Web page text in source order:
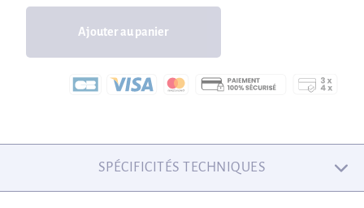
Ajouter au panier
SPÉCIFICITÉS TECHNIQUES